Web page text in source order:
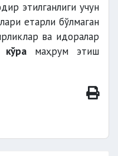
этилганлиги учун
етарли бўлмаган
ва идоралар
кўра маҳрум этиш